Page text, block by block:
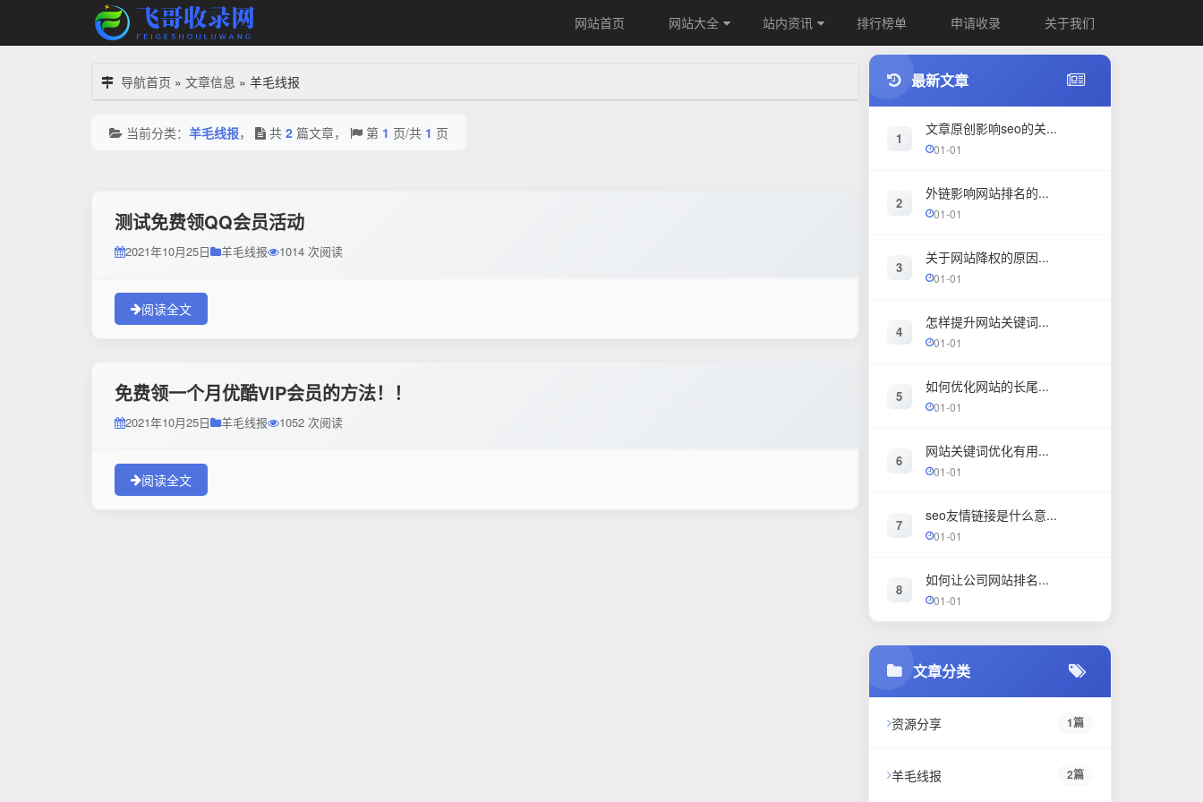
网站首页 网站大全 站内资讯 排行榜单 申请收录 关于我们
导航首页 » 文章信息 » 羊毛线报
当前分类： 羊毛线报， 共 2 篇文章， 第 1 页/共 1 页
测试免费领QQ会员活动
2021年10月25日 羊毛线报 1014 次阅读
阅读全文
免费领一个月优酷VIP会员的方法！！
2021年10月25日 羊毛线报 1052 次阅读
阅读全文
最新文章
1
文章原创影响seo的关...
01-01
2
外链影响网站排名的...
01-01
3
关于网站降权的原因...
01-01
4
怎样提升网站关键词...
01-01
5
如何优化网站的长尾...
01-01
6
网站关键词优化有用...
01-01
7
seo友情链接是什么意...
01-01
8
如何让公司网站排名...
01-01
文章分类
资源分享 1篇
羊毛线报 2篇